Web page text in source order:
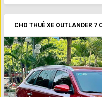
CHO THUÊ XE OUTLANDER 7